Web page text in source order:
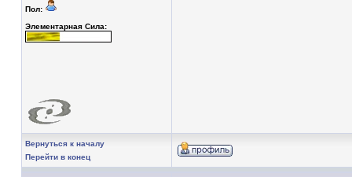
Пол:
Элементарная Сила:
Вернуться к началу
Перейти в конец